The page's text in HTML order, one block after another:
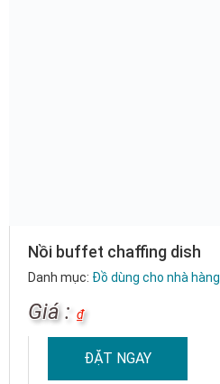
Nồi buffet chaffing dish
Danh mục: Đồ dùng cho nhà hàng
Giá : ₫
ĐẶT NGAY